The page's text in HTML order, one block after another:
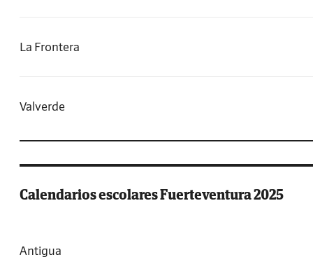
La Frontera
Valverde
Calendarios escolares Fuerteventura 2025
Antigua